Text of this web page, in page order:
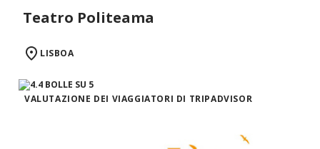
Teatro Politeama
LISBOA
VALUTAZIONE DEI VIAGGIATORI DI TRIPADVISOR